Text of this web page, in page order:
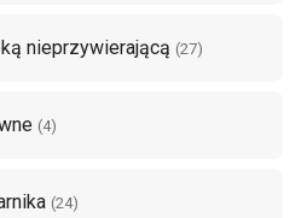
nieprzywierającą (27)
(4)
(24)